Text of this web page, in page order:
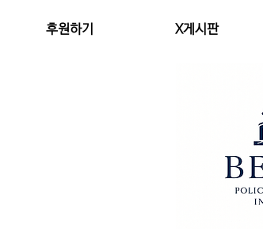
후원하기 X게시판